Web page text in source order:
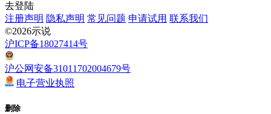
去登陆
注册声明 隐私声明 常见问题 申请试用 联系我们
©2026示说
沪ICP备18027414号
沪公网安备31011702004679号
电子营业执照
删除